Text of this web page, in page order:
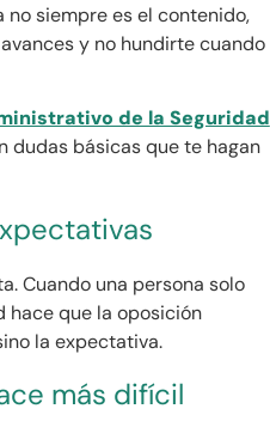
siempre es el contenido,
y no hundirte cuando
de la Seguridad
dudas básicas que te hagan
Cuando una persona solo
hace que la oposición
la expectativa.
más difícil